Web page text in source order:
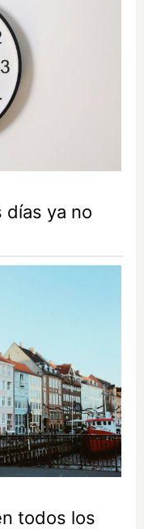
días ya no
todos los